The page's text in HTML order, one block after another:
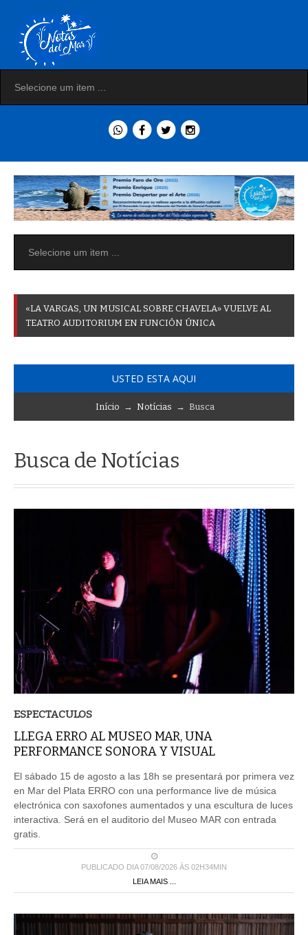
«LA VARGAS UN MUSICAL SOBRE CHAVELA» VUELVE AL
TEATRO AUDITORIUM EN FUNCIÓN ÚNICA
USTED ESTA AQUI
Início → Notícias → Busca
Busca de Notícias
ESPECTACULOS
LLEGA ERRO AL MUSEO MAR, UNA
PERFORMANCE SONORA Y VISUAL
El sábado 15 de agosto a las 18h se presentará por primera vez
en Mar del Plata ERRO con una performance live de música
electrónica con saxofones aumentados y una escultura de luces
interactiva. Será en el auditorio del Museo MAR con entrada
gratis.
PUBLICADO DIA 07/08/2026 ÀS 02H34MIN
LEIA MAIS ...